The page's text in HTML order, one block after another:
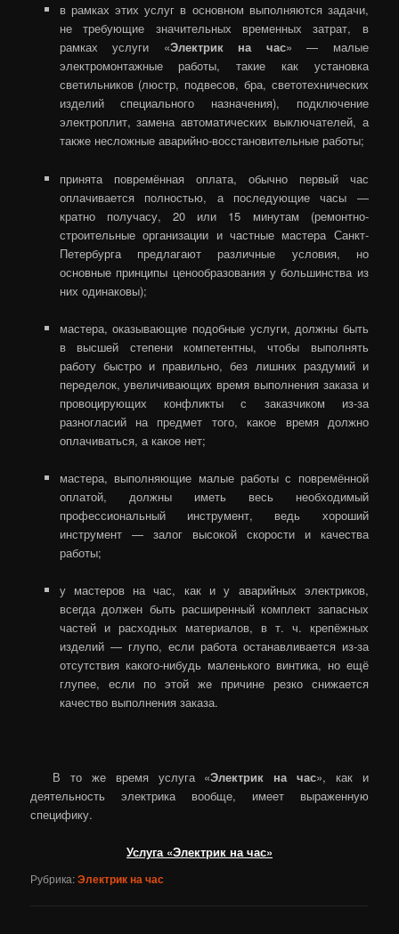
в рамках этих услуг в основном выполняются задачи,
не требующие значительных временных затрат, в
рамках услуги «Электрик на час» — малые
электромонтажные работы, такие как установка
светильников (люстр, подвесов, бра, светотехнических
изделий специального назначения), подключение
электроплит, замена автоматических выключателей, а
также несложные аварийно-восстановительные работы;
принята повремённая оплата, обычно первый час
оплачивается полностью, а последующие часы —
кратно получасу, 20 или 15 минутам (ремонтно-
строительные организации и частные мастера Санкт-
Петербурга предлагают различные условия, но
основные принципы ценообразования у большинства из
них одинаковы);
мастера, оказывающие подобные услуги, должны быть
в высшей степени компетентны, чтобы выполнять
работу быстро и правильно, без лишних раздумий и
переделок, увеличивающих время выполнения заказа и
провоцирующих конфликты с заказчиком из-за
разногласий на предмет того, какое время должно
оплачиваться, а какое нет;
мастера, выполняющие малые работы с повремённой
оплатой, должны иметь весь необходимый
профессиональный инструмент, ведь хороший
инструмент — залог высокой скорости и качества
работы;
у мастеров на час, как и у аварийных электриков,
всегда должен быть расширенный комплект запасных
частей и расходных материалов, в т. ч. крепёжных
изделий — глупо, если работа останавливается из-за
отсутствия какого-нибудь маленького винтика, но ещё
глупее, если по этой же причине резко снижается
качество выполнения заказа.
В то же время услуга «Электрик на час», как и
деятельность электрика вообще, имеет выраженную
специфику.
Услуга «Электрик на час»
Рубрика:Электрик на час